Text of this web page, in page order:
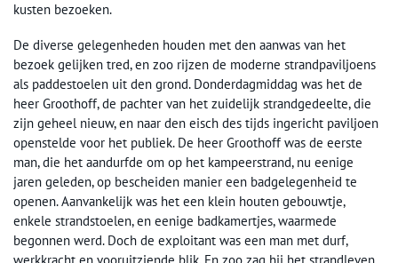
kusten bezoeken.
De diverse gelegenheden houden met den aanwas van het
bezoek gelijken tred, en zoo rijzen de moderne strandpaviljoens
als paddestoelen uit den grond. Donderdagmiddag was het de
heer Groothoff, de pachter van het zuidelijk strandgedeelte, die
zijn geheel nieuw, en naar den eisch des tijds ingericht paviljoen
openstelde voor het publiek. De heer Groothoff was de eerste
man, die het aandurfde om op het kampeerstrand, nu eenige
jaren geleden, op bescheiden manier een badgelegenheid te
openen. Aanvankelijk was het een klein houten gebouwtje,
enkele strandstoelen, en eenige badkamertjes, waarmede
begonnen werd. Doch de exploitant was een man met durf,